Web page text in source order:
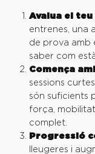
Avalua el
entrenes, una
de prova amb
saber com
Comença
sessions
són suficients
força,
complet.
Progressió
lleugeres i